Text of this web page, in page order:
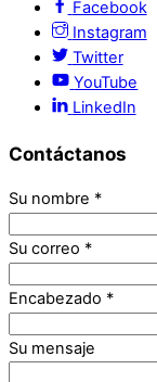
Facebook
Instagram
Twitter
YouTube
LinkedIn
Contáctanos
Su nombre *
Su correo *
Encabezado *
Su mensaje